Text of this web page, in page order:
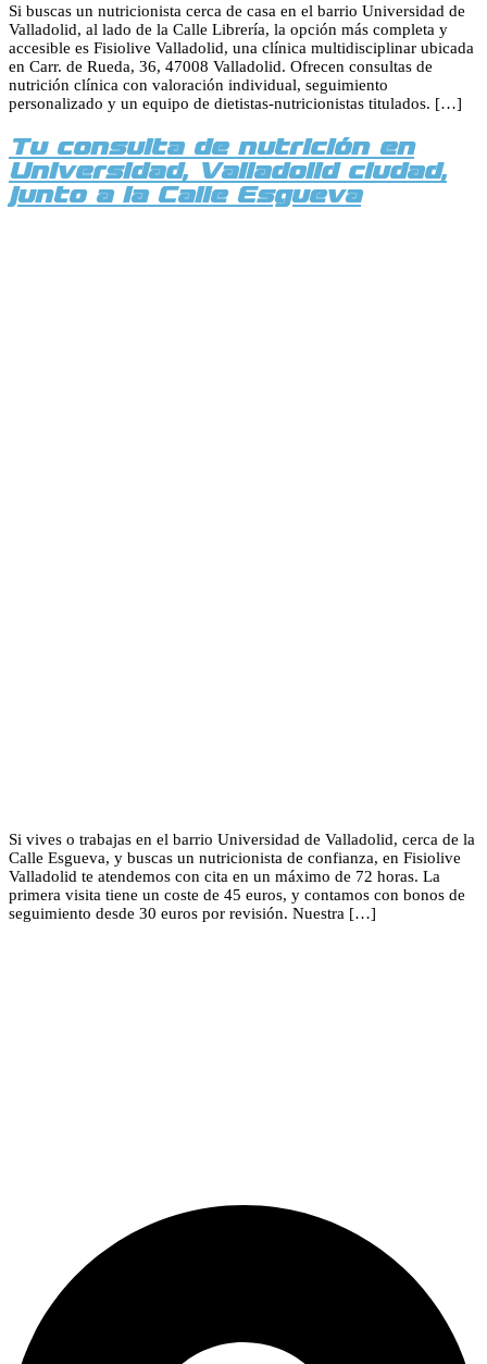
Si buscas un nutricionista cerca de casa en el barrio Universidad de
Valladolid, al lado de la Calle Librería, la opción más completa y
accesible es Fisiolive Valladolid, una clínica multidisciplinar ubicada
en Carr. de Rueda, 36, 47008 Valladolid. Ofrecen consultas de
nutrición clínica con valoración individual, seguimiento
personalizado y un equipo de dietistas-nutricionistas titulados. […]
Tu consulta de nutrición en
Universidad, Valladolid ciudad,
junto a la Calle Esgueva
Si vives o trabajas en el barrio Universidad de Valladolid, cerca de la
Calle Esgueva, y buscas un nutricionista de confianza, en Fisiolive
Valladolid te atendemos con cita en un máximo de 72 horas. La
primera visita tiene un coste de 45 euros, y contamos con bonos de
seguimiento desde 30 euros por revisión. Nuestra […]